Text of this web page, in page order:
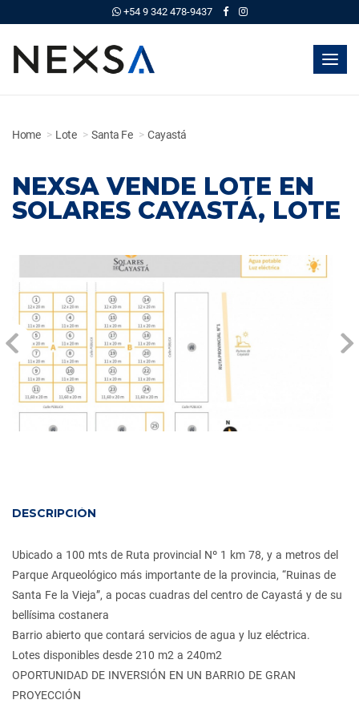
+54 9 342 478-9437
Home Lote Santa Fe Cayastá
NEXSA VENDE LOTE EN
SOLARES CAYASTÁ, LOTE
DESCRIPCIÓN
Ubicado a 100 mts de Ruta provincial Nº 1 km 78, y a metros del
Parque Arqueológico más importante de la provincia, “Ruinas de
Santa Fe la Vieja”, a pocas cuadras del centro de Cayastá y de su
bellísima costanera
Barrio abierto que contará servicios de agua y luz eléctrica.
Lotes disponibles desde 210 m2 a 240m2
OPORTUNIDAD DE INVERSIÓN EN UN BARRIO DE GRAN
PROYECCIÓN